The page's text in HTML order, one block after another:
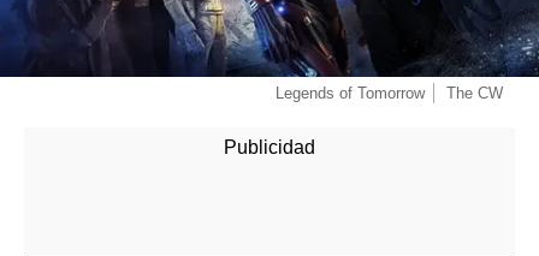
Legends of Tomorrow The CW